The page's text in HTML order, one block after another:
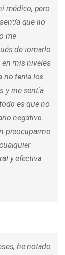
médico, pero
que no
me
de tomarlo
en mis niveles
no tenía los
y me sentía
es que no
negativo.
preocuparme
y efectiva
he notado